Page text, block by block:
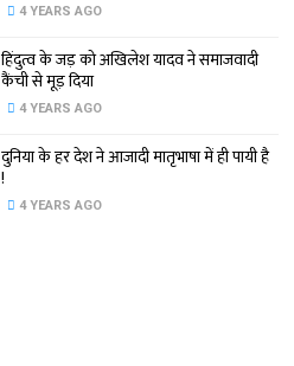
4 YEARS AGO
हिंदुत्व के जड़ को अखिलेश यादव ने समाजवादी
कैंची से मूड़ दिया
4 YEARS AGO
दुनिया के हर देश ने आजादी मातृभाषा में ही पायी है
!
4 YEARS AGO